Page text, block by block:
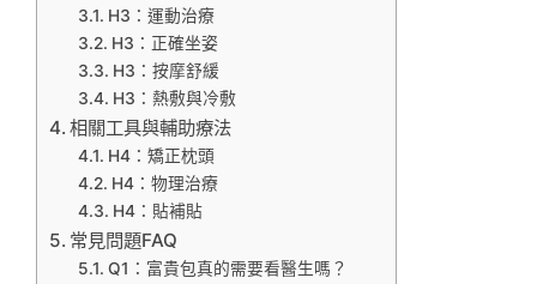
H3：運動治療
H3：正確坐姿
H3：按摩舒緩
H3：熱敷與冷敷
相關工具與輔助療法
H4：矯正枕頭
H4：物理治療
H4：貼補貼
常見問題FAQ
Q1：富貴包真的需要看醫生嗎？